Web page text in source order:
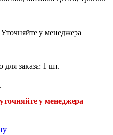
Уточняйте у менеджера
заказа: 1 шт.
у менеджера